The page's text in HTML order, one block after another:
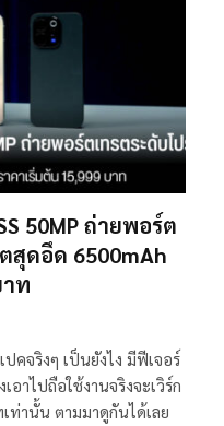
50MP ถ่ายพอร์ต
สุดอึด 6500mAh
ท
ปคจริงๆ เป็นยังไง มีฟีเจอร์
อาไปถือใช้งานจริงจะเวิร์ก
ท่านั้น ตามมาดูกันได้เลย